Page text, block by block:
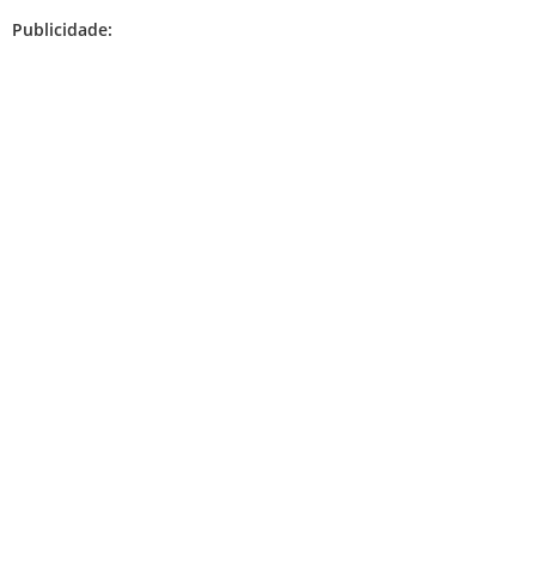
Publicidade: